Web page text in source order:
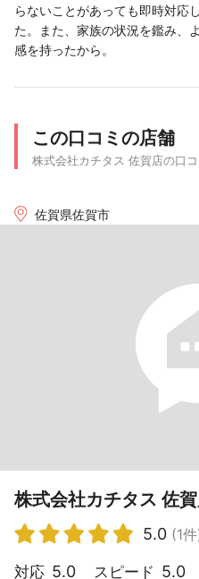
らないことがあっても即時対応
た。また、家族の状況を鑑み、
感を持ったから。
この口コミの店舗
株式会社カチタス 佐賀店の口
佐賀県佐賀市
株式会社カチタス 佐
5.0 (1
対応 5.0 スピード 5.0